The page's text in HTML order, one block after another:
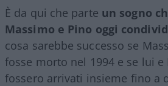
È da qui che parte un sogno
Massimo e Pino oggi
cosa sarebbe successo se
fosse morto nel 1994 e se lui e
fossero arrivati insieme fino a